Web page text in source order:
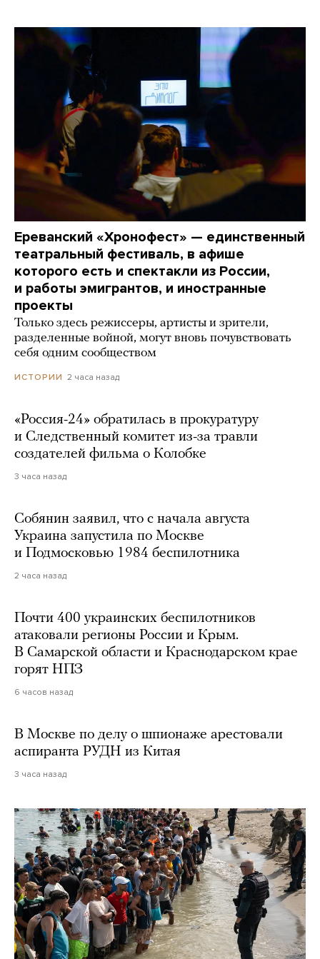
Ереванский «Хронофест» — единственный
театральный фестиваль, в афише
которого есть и спектакли из России,
и работы эмигрантов, и иностранные
проекты
Только здесь режиссеры, артисты и зрители,
разделенные войной, могут вновь почувствовать
себя одним сообществом
ИСТОРИИ 2 часа назад
«Россия-24» обратилась в прокуратуру
и Следственный комитет из-за травли
создателей фильма о Колобке
3 часа назад
Собянин заявил, что с начала августа
Украина запустила по Москве
и Подмосковью 1984 беспилотника
2 часа назад
Почти 400 украинских беспилотников
атаковали регионы России и Крым.
В Самарской области и Краснодарском крае
горят НПЗ
6 часов назад
В Москве по делу о шпионаже арестовали
аспиранта РУДН из Китая
3 часа назад